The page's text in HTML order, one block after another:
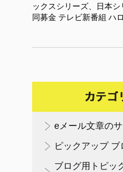
ックスシリーズ、日本
同募金 テレビ新番組 ハ
eメール文章の
ピックアップ ブ
ブログ用トピッ